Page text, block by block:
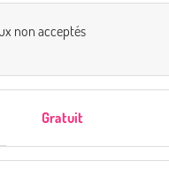
non acceptés
Gratuit